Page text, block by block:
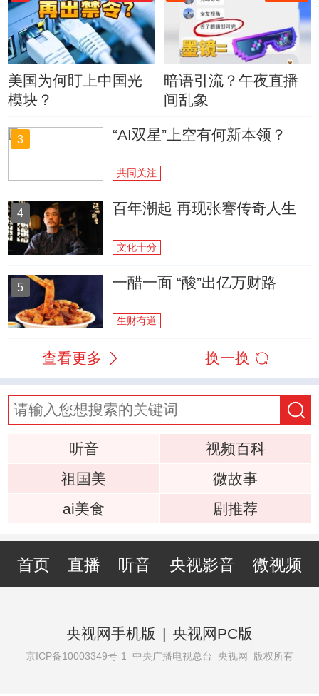
美国为何盯上中国光
模块？
暗语引流？午夜直播
间乱象
3 “AI双星”上空有何新本领？
共同关注
4 百年潮起 再现张謇传奇人生
文化十分
5 一醋一面 “酸”出亿万财路
生财有道
查看更多 换一换
听音
视频百科
祖国美
微故事
ai美食
剧推荐
首页 直播 听音 央视影音 微视频
央视网手机版 | 央视网PC版
京ICP备10003349号-1 中央广播电视总台 央视网 版权所有